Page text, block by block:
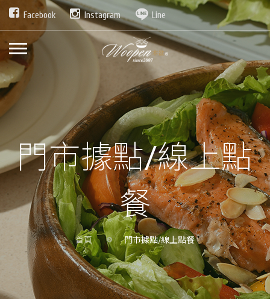
Facebook Instagram Line
門市據點/線上點
餐
首頁 門市據點/線上點餐